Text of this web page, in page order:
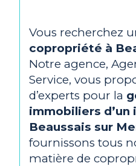
Vous recherchez
copropriété à
Notre agence,
Service, vous
d’experts pour la
immobiliers d’un
Beaussais sur
fournissons tous
matière de